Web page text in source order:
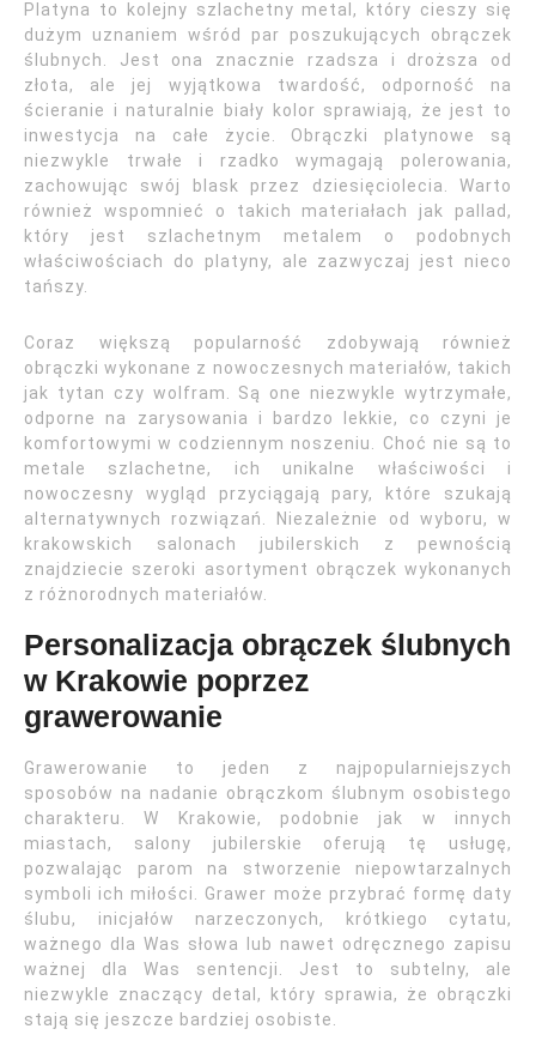
Platyna to kolejny szlachetny metal, który cieszy się
dużym uznaniem wśród par poszukujących obrączek
ślubnych. Jest ona znacznie rzadsza i droższa od
złota, ale jej wyjątkowa twardość, odporność na
ścieranie i naturalnie biały kolor sprawiają, że jest to
inwestycja na całe życie. Obrączki platynowe są
niezwykle trwałe i rzadko wymagają polerowania,
zachowując swój blask przez dziesięciolecia. Warto
również wspomnieć o takich materiałach jak pallad,
który jest szlachetnym metalem o podobnych
właściwościach do platyny, ale zazwyczaj jest nieco
tańszy.
Coraz większą popularność zdobywają również
obrączki wykonane z nowoczesnych materiałów, takich
jak tytan czy wolfram. Są one niezwykle wytrzymałe,
odporne na zarysowania i bardzo lekkie, co czyni je
komfortowymi w codziennym noszeniu. Choć nie są to
metale szlachetne, ich unikalne właściwości i
nowoczesny wygląd przyciągają pary, które szukają
alternatywnych rozwiązań. Niezależnie od wyboru, w
krakowskich salonach jubilerskich z pewnością
znajdziecie szeroki asortyment obrączek wykonanych
z różnorodnych materiałów.
Personalizacja obrączek ślubnych
w Krakowie poprzez
grawerowanie
Grawerowanie to jeden z najpopularniejszych
sposobów na nadanie obrączkom ślubnym osobistego
charakteru. W Krakowie, podobnie jak w innych
miastach, salony jubilerskie oferują tę usługę,
pozwalając parom na stworzenie niepowtarzalnych
symboli ich miłości. Grawer może przybrać formę daty
ślubu, inicjałów narzeczonych, krótkiego cytatu,
ważnego dla Was słowa lub nawet odręcznego zapisu
ważnej dla Was sentencji. Jest to subtelny, ale
niezwykle znaczący detal, który sprawia, że obrączki
stają się jeszcze bardziej osobiste.